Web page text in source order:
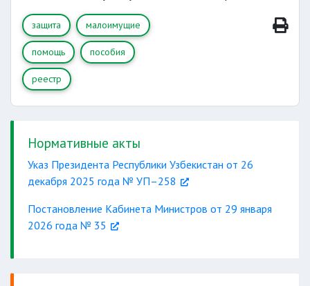
защита малоимущие
помощь пособия
реестр
Нормативные акты
Указ Президента Республики Узбекистан от 26
декабря 2025 года № УП–258
Постановление Кабинета Министров от 29 января
2026 года № 35